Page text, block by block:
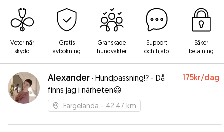
Veterinär
skydd
Gratis
avbokning
Granskade
hundvakter
Support
och hjälp
Säker
betalning
Alexander · Hundpassning!? - Då
finns jag i närheten😃
175kr/dag
Färgelanda - 42.47 km